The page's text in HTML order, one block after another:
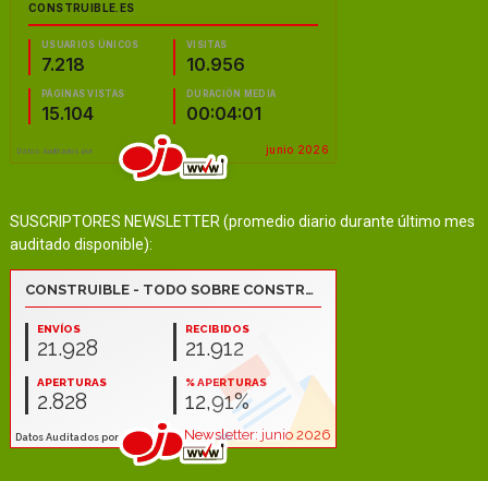
SUSCRIPTORES NEWSLETTER (promedio diario durante último mes
auditado disponible):